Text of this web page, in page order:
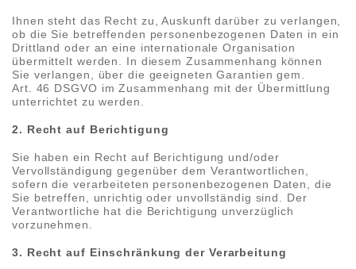
Ihnen steht das Recht zu, Auskunft darüber zu verlangen,
ob die Sie betreffenden personenbezogenen Daten in ein
Drittland oder an eine internationale Organisation
übermittelt werden. In diesem Zusammenhang können
Sie verlangen, über die geeigneten Garantien gem.
Art. 46 DSGVO im Zusammenhang mit der Übermittlung
unterrichtet zu werden.
2. Recht auf Berichtigung
Sie haben ein Recht auf Berichtigung und/oder
Vervollständigung gegenüber dem Verantwortlichen,
sofern die verarbeiteten personenbezogenen Daten, die
Sie betreffen, unrichtig oder unvollständig sind. Der
Verantwortliche hat die Berichtigung unverzüglich
vorzunehmen.
3. Recht auf Einschränkung der Verarbeitung